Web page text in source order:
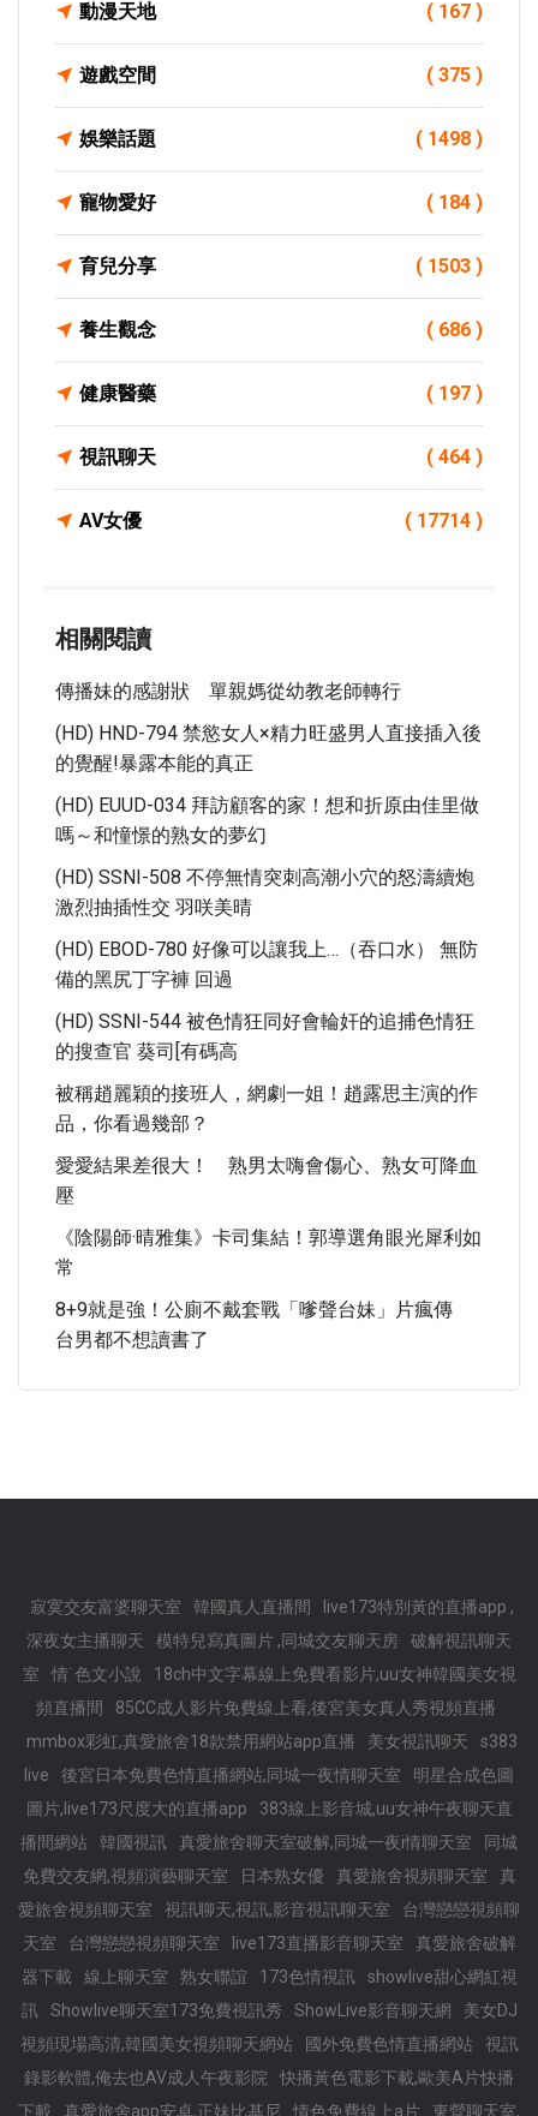
動漫天地 ( 167 )
遊戲空間 ( 375 )
娛樂話題 ( 1498 )
寵物愛好 ( 184 )
育兒分享 ( 1503 )
養生觀念 ( 686 )
健康醫藥 ( 197 )
視訊聊天 ( 464 )
AV女優 ( 17714 )
相關閱讀
傳播妹的感謝狀 單親媽從幼教老師轉行
(HD) HND-794 禁慾女人×精力旺盛男人直接插入後
的覺醒!暴露本能的真正
(HD) EUUD-034 拜訪顧客的家！想和折原由佳里做
嗎～和憧憬的熟女的夢幻
(HD) SSNI-508 不停無情突刺高潮小穴的怒濤續炮
激烈抽插性交 羽咲美晴
(HD) EBOD-780 好像可以讓我上…（吞口水） 無防
備的黑尻丁字褲 回過
(HD) SSNI-544 被色情狂同好會輪奸的追捕色情狂
的搜查官 葵司[有碼高
被稱趙麗穎的接班人，網劇一姐！趙露思主演的作
品，你看過幾部？
愛愛結果差很大！ 熟男太嗨會傷心、熟女可降血
壓
《陰陽師·晴雅集》卡司集結！郭導選角眼光犀利如
常
8+9就是強！公廁不戴套戰「嗲聲台妹」片瘋傳
台男都不想讀書了
寂寞交友富婆聊天室 韓國真人直播間
live173特別黃的直播app ,
深夜女主播聊天
模特兒寫真圖片 ,同城交友聊天房
破解視訊聊天
室
情˙色文小說
18ch中文字幕線上免費看影片,uu女神韓國美女視
頻直播間
85CC成人影片免費線上看,後宮美女真人秀視頻直播
mmbox彩虹,真愛旅舍18款禁用網站app直播
美女視訊聊天
s383
live
後宮日本免費色情直播網站,同城一夜情聊天室
明星合成色圖
圖片,live173尺度大的直播app
383線上影音城,uu女神午夜聊天直
播間網站
韓國視訊 真愛旅舍聊天室破解,同城一夜i情聊天室
同城
免費交友網,視頻演藝聊天室
日本熟女優 真愛旅舍視頻聊天室
真
愛旅舍視頻聊天室
視訊聊天,視訊,影音視訊聊天室
台灣戀戀視頻聊
天室
台灣戀戀視頻聊天室 live173直播影音聊天室
真愛旅舍破解
器下載
線上聊天室 熟女聯誼 173色情視訊
showlive甜心網紅視
訊
Showlive聊天室173免費視訊秀 ShowLive影音聊天網
美女DJ
視頻現場高清,韓國美女視頻聊天網站
國外免費色情直播網站
視訊
錄影軟體,俺去也AV成人午夜影院
快播黃色電影下載,歐美A片快播
下載
真愛旅舍app安卓,正妹比基尼 情色免費線上a片 東營聊天室,